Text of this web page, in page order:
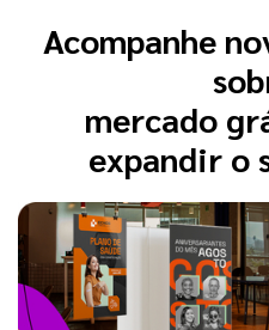
Acompanhe
mercado
expandir o